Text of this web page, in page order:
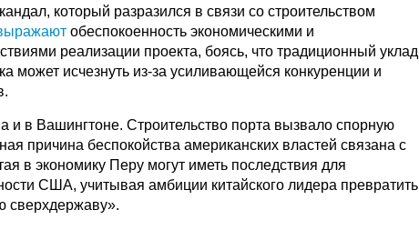
который разразился в связи со строительством
обеспокоенность экономическими и
реализации проекта, боясь, что традиционный уклад
может исчезнуть из-за усиливающейся конкуренции и
и в Вашингтоне. Строительство порта вызвало спорную
причина беспокойства американских властей связана с
в экономику Перу могут иметь последствия для
США, учитывая амбиции китайского лидера превратить
сверхдержаву».